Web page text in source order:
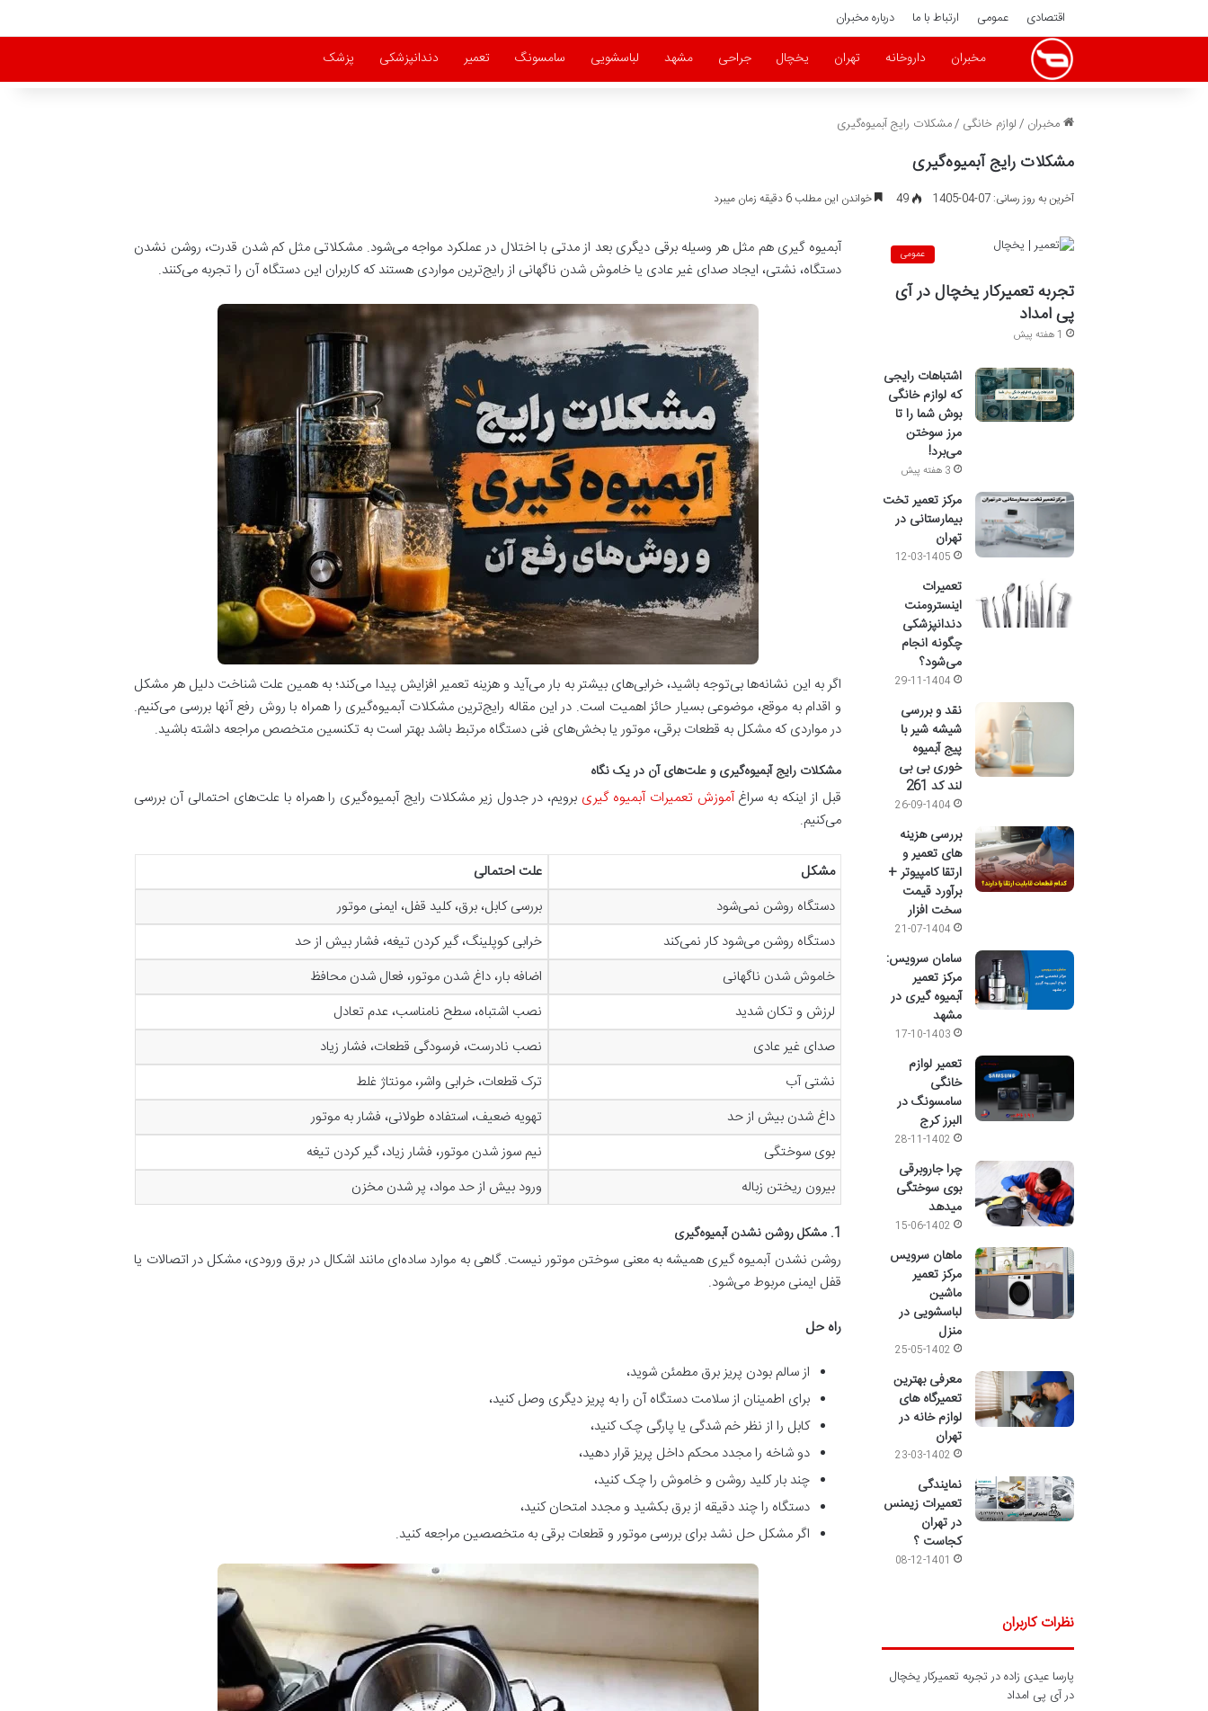
اقتصادی عمومی ارتباط با ما درباره مخبران
مخبران داروخانه تهران یخچال جراحی مشهد لباسشویی سامسونگ تعمیر دندانپزشکی پزشک
مخبران /لوازم خانگی /مشکلات رایج آبمیوه‌گیری
مشکلات رایج آبمیوه‌گیری
آخرین به روز رسانی: 07-04-1405 49 خواندن این مطلب 6 دقیقه زمان میبرد
آبمیوه گیری هم مثل هر وسیله برقی دیگری بعد از مدتی با اختلال در عملکرد مواجه می‌شود. مشکلاتی مثل کم شدن قدرت، روشن نشدن
دستگاه، نشتی، ایجاد صدای غیر عادی یا خاموش شدن ناگهانی از رایج‌ترین مواردی هستند که کاربران این دستگاه آن را تجربه می‌کنند.
اگر به این نشانه‌ها بی‌توجه باشید، خرابی‌های بیشتر به بار می‌آید و هزینه تعمیر افزایش پیدا می‌کند؛ به همین علت شناخت دلیل هر مشکل
و اقدام به موقع، موضوعی بسیار حائز اهمیت است. در این مقاله رایج‌ترین مشکلات آبمیوه‌گیری را همراه با روش رفع آنها بررسی می‌کنیم.
در مواردی که مشکل به قطعات برقی، موتور یا بخش‌های فنی دستگاه مرتبط باشد بهتر است به تکنسین متخصص مراجعه داشته باشید.
مشکلات رایج آبمیوه‌گیری و علت‌های آن در یک نگاه
قبل از اینکه به سراغآموزش تعمیرات آبمیوه‌ گیری برویم، در جدول زیر مشکلات رایج آبمیوه‌گیری را همراه با علت‌های احتمالی آن بررسی
می‌کنیم.
مشکل
علت احتمالی
دستگاه روشن نمی‌شود
بررسی کابل، برق، کلید قفل، ایمنی موتور
دستگاه روشن می‌شود کار نمی‌کند
خرابی کوپلینگ، گیر کردن تیغه، فشار بیش از حد
خاموش شدن ناگهانی
اضافه بار، داغ شدن موتور، فعال شدن محافظ
لرزش و تکان شدید
نصب اشتباه، سطح نامناسب، عدم تعادل
صدای غیر عادی
نصب نادرست، فرسودگی قطعات، فشار زیاد
نشتی آب
ترک قطعات، خرابی واشر، مونتاژ غلط
داغ شدن بیش از حد
تهویه ضعیف، استفاده طولانی، فشار به موتور
بوی سوختگی
نیم سوز شدن موتور، فشار زیاد، گیر کردن تیغه
بیرون ریختن زباله
ورود بیش از حد مواد، پر شدن مخزن
1. مشکل روشن نشدن آبمیوه‌گیری
روشن نشدن آبمیوه گیری همیشه به معنی سوختن موتور نیست. گاهی به موارد ساده‌ای مانند اشکال در برق ورودی، مشکل در اتصالات یا
قفل ایمنی مربوط می‌شود.
راه حل
از سالم بودن پریز برق مطمئن شوید،
برای اطمینان از سلامت دستگاه آن را به پریز دیگری وصل کنید،
کابل را از نظر خم شدگی یا پارگی چک کنید،
دو شاخه را مجدد محکم داخل پریز قرار دهید،
چند بار کلید روشن و خاموش را چک کنید،
دستگاه را چند دقیقه از برق بکشید و مجدد امتحان کنید،
اگر مشکل حل نشد برای بررسی موتور و قطعات برقی به متخصصین مراجعه کنید.
عمومی
تجربه تعمیرکار یخچال در آی
پی امداد
1 هفته پیش
اشتباهات رایجی
که لوازم خانگی
بوش شما را تا
مرز سوختن
می‌برد!
3 هفته پیش
مرکز تعمیر تخت
بیمارستانی در
تهران
12-03-1405
تعمیرات
اینسترومنت
دندانپزشکی
چگونه انجام
می‌شود؟
29-11-1404
نقد و بررسی
شیشه شیر با
پیج آبمیوه
خوری بی بی
لند کد 261
26-09-1404
بررسی هزینه
های تعمیر و
ارتقا کامپیوتر +
برآورد قیمت
سخت افزار
21-07-1404
سامان سرویس:
مرکز تعمیر
آبمیوه گیری در
مشهد
17-10-1403
تعمیر لوازم
خانگی
سامسونگ در
البرز کرج
28-11-1402
چرا جاروبرقی
بوی سوختگی
میدهد
15-06-1402
ماهان سرویس
مرکز تعمیر
ماشین
لباسشویی در
منزل
25-05-1402
معرفی بهترین
تعمیرگاه های
لوازم خانه در
تهران
23-03-1402
نمایندگی
تعمیرات زیمنس
در تهران
کجاست ؟
08-12-1401
نظرات کاربران
پارسا عیدی زادهدرتجربه تعمیرکار یخچال
در آی پی امداد